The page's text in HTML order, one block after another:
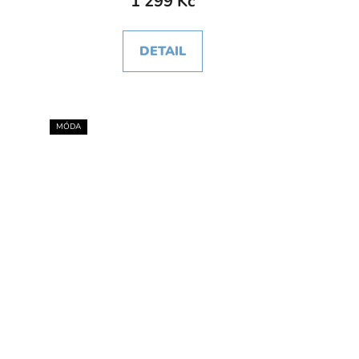
DETAIL
MÓDA